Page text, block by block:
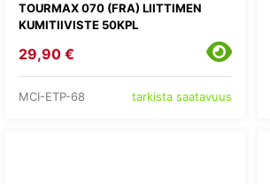
TOURMAX 070 (FRA) LIITTIMEN
KUMITIIVISTE 50KPL
29,90 €
MCI-ETP-68 tarkista saatavuus